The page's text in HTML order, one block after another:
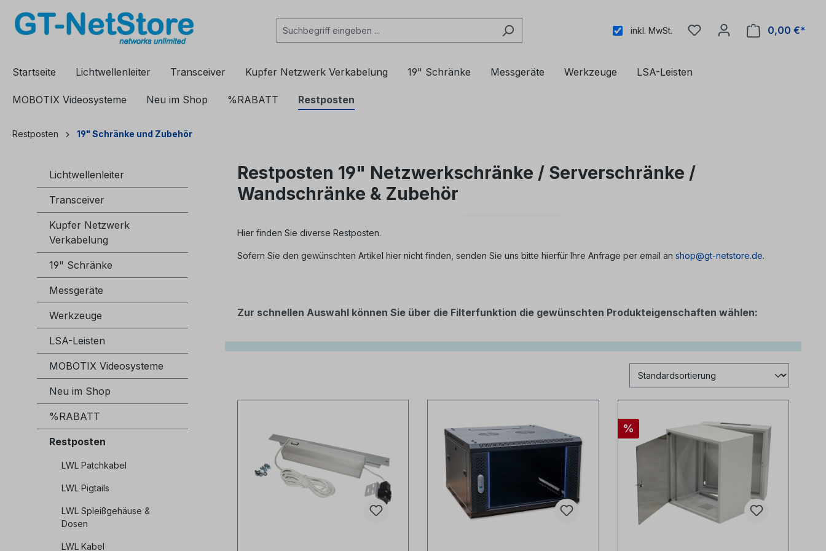
Zur Hauptnavigation springen
inkl. MwSt.
0,00 €*
Startseite Lichtwellenleiter Transceiver Kupfer Netzwerk Verkabelung 19" Schränke Messgeräte Werkzeuge LSA-Leisten
MOBOTIX Videosysteme Neu im Shop %RABATT Restposten
Restposten 19" Schränke und Zubehör
Lichtwellenleiter
Transceiver
Kupfer Netzwerk
Verkabelung
19" Schränke
Messgeräte
Werkzeuge
LSA-Leisten
MOBOTIX Videosysteme
Neu im Shop
%RABATT
Restposten
LWL Patchkabel
LWL Pigtails
LWL Spleißgehäuse &
Dosen
LWL Kabel
Restposten 19" Netzwerkschränke / Serverschränke /
Wandschränke & Zubehör
Hier finden Sie diverse Restposten.
Sofern Sie den gewünschten Artikel hier nicht finden, senden Sie uns bitte hierfür Ihre Anfrage per email an shop@gt-netstore.de.
Zur schnellen Auswahl können Sie über die Filterfunktion die gewünschten Produkteigenschaften wählen:
%